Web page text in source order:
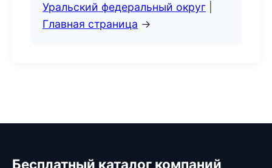
Уральский федеральный округ
Главная страница →
Бесплатный каталог компаний